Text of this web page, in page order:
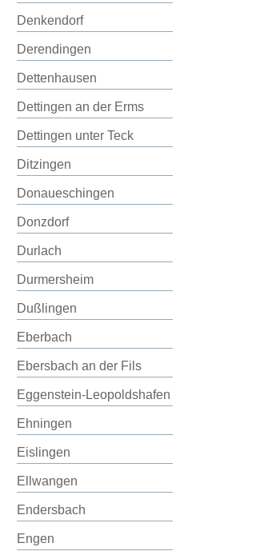
Denkendorf
Derendingen
Dettenhausen
Dettingen an der Erms
Dettingen unter Teck
Ditzingen
Donaueschingen
Donzdorf
Durlach
Durmersheim
Dußlingen
Eberbach
Ebersbach an der Fils
Eggenstein-Leopoldshafen
Ehningen
Eislingen
Ellwangen
Endersbach
Engen